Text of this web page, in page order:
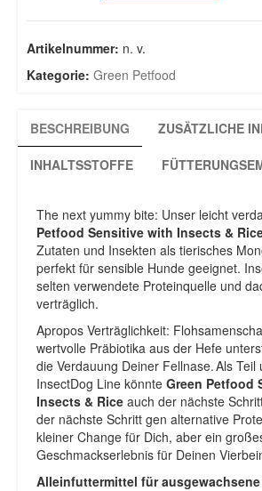
Menge
Artikelnummer: n. v.
Kategorie: Green Petfood
BESCHREIBUNG ZUSÄTZLICHE
INHALTSSTOFFE
The next yummy bite: Unser leicht
Petfood Sensitive with Insects &
Zutaten und Insekten als tierisches
perfekt für sensible Hunde geeignet.
selten verwendete Proteinquelle und
verträglich.
Apropos Verträglichkeit:
wertvolle Präbiotika aus der Hefe
die Verdauung Deiner Fellnase. Als Teil
InsectDog Line könnte Green Petfood
Insects & Rice auch der nächste
der nächste Schritt gen alternative
kleiner Change für Dich, aber ein
Geschmackserlebnis für Deinen
Alleinfuttermittel für ausgewachsene